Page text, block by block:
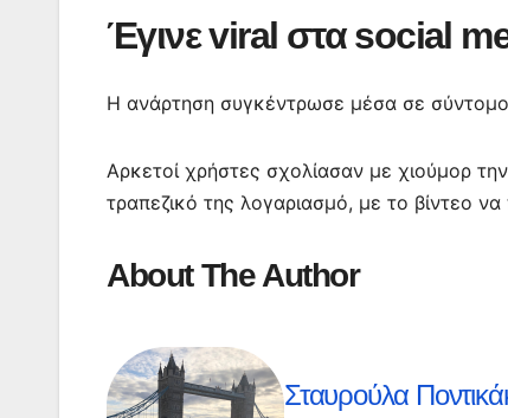
Έγινε viral στα social
Η ανάρτηση συγκέντρωσε μέσα σε σύντομο
Αρκετοί χρήστες σχολίασαν με χιούμορ
τραπεζικό της λογαριασμό, με το βίντεο
About The Author
Σταυρούλα